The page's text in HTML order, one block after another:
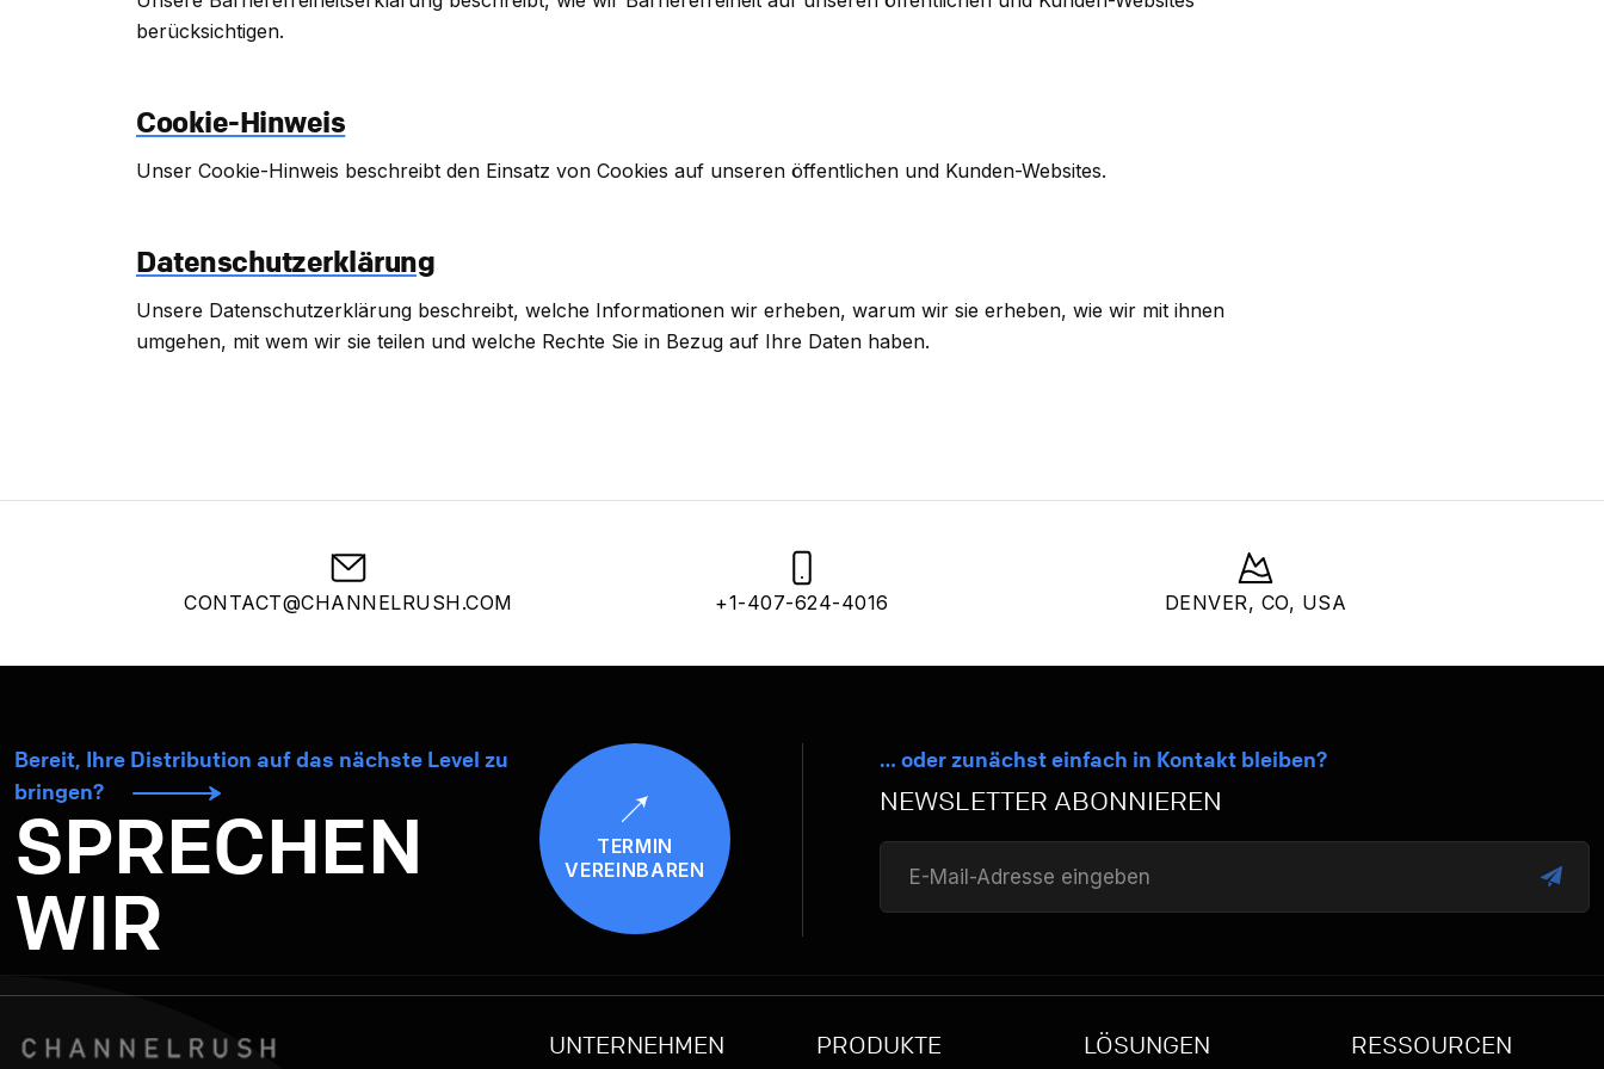
berücksichtigen.
Cookie-Hinweis
Unser Cookie-Hinweis beschreibt den Einsatz von Cookies auf unseren öffentlichen und Kunden-Websites.
Datenschutzerklärung
Unsere Datenschutzerklärung beschreibt, welche Informationen wir erheben, warum wir sie erheben, wie wir mit ihnen
umgehen, mit wem wir sie teilen und welche Rechte Sie in Bezug auf Ihre Daten haben.
CONTACT@CHANNELRUSH.COM +1-407-624-4016 DENVER, CO, USA
Bereit, Ihre Distribution auf das nächste Level zu
bringen?
SPRECHEN
WIR
TERMIN
VEREINBAREN
… oder zunächst einfach in Kontakt bleiben?
NEWSLETTER ABONNIEREN
UNTERNEHMEN PRODUKTE LÖSUNGEN RESSOURCEN